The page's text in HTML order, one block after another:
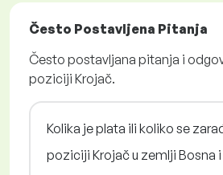
Često Postavljena Pitanja
Često postavljana pitanja i
poziciji Krojač.
Kolika je plata ili koliko se
poziciji Krojač u zemlji Bosna i